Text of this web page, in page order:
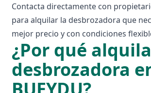
Contacta directamente con
para alquilar la desbrozadora que
mejor precio y con condiciones
¿Por qué
desbrozadora